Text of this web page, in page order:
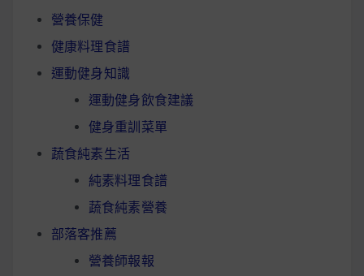
營養保健
健康料理食譜
運動健身知識
運動健身飲食建議
健身重訓菜單
蔬食純素生活
純素料理食譜
蔬食純素營養
部落客推薦
營養師報報